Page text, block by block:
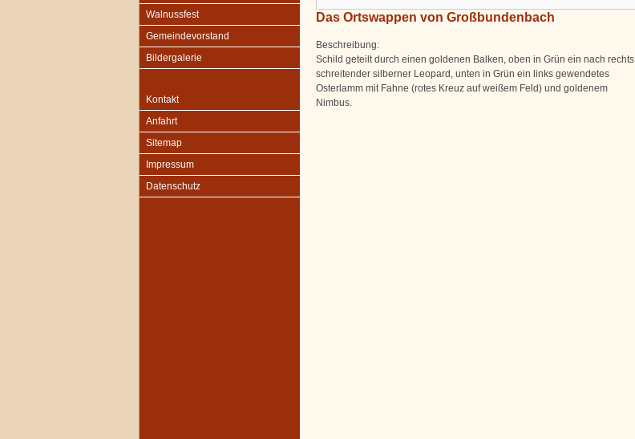
Walnussfest
Gemeindevorstand
Bildergalerie
Kontakt
Anfahrt
Sitemap
Impressum
Datenschutz
Das Ortswappen von Großbundenbach
Beschreibung:
Schild geteilt durch einen goldenen Balken, oben in Grün ein nach rechts
schreitender silberner Leopard, unten in Grün ein links gewendetes
Osterlamm mit Fahne (rotes Kreuz auf weißem Feld) und goldenem
Nimbus.